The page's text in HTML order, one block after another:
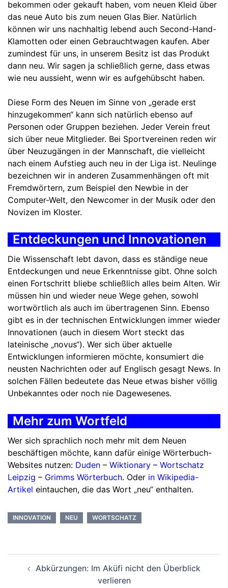
bekommen oder gekauft haben, vom neuen Kleid über
das neue Auto bis zum neuen Glas Bier. Natürlich
können wir uns nachhaltig lebend auch Second-Hand-
Klamotten oder einen Gebrauchtwagen kaufen. Aber
zumindest für uns, in unserem Besitz ist das Produkt
dann neu. Wir sagen ja schließlich gerne, dass etwas
wie neu aussieht, wenn wir es aufgehübscht haben.
Diese Form des Neuen im Sinne von „gerade erst
hinzugekommen“ kann sich natürlich ebenso auf
Personen oder Gruppen beziehen. Jeder Verein freut
sich über neue Mitglieder. Bei Sportvereinen reden wir
über Neuzugängen in der Mannschaft, die vielleicht
nach einem Aufstieg auch neu in der Liga ist. Neulinge
bezeichnen wir in anderen Zusammenhängen oft mit
Fremdwörtern, zum Beispiel den Newbie in der
Computer-Welt, den Newcomer in der Musik oder den
Novizen im Kloster.
Entdeckungen und Innovationen
Die Wissenschaft lebt davon, dass es ständige neue
Entdeckungen und neue Erkenntnisse gibt. Ohne solch
einen Fortschritt bliebe schließlich alles beim Alten. Wir
müssen hin und wieder neue Wege gehen, sowohl
wortwörtlich als auch im übertragenen Sinn. Ebenso
gibt es in der technischen Entwicklungen immer wieder
Innovationen (auch in diesem Wort steckt das
lateinische „novus“). Wer sich über aktuelle
Entwicklungen informieren möchte, konsumiert die
neusten Nachrichten oder auf Englisch gesagt News. In
solchen Fällen bedeutete das Neue etwas bisher völlig
Unbekanntes oder noch nie Dagewesenes.
Mehr zum Wortfeld
Wer sich sprachlich noch mehr mit dem Neuen
beschäftigen möchte, kann dafür einige Wörterbuch-
Websites nutzen: Duden – Wiktionary – Wortschatz
Leipzig – Grimms Wörterbuch. Oder in Wikipedia-
Artikel eintauchen, die das Wort „neu“ enthalten.
INNOVATION NEU WORTSCHATZ
Abkürzungen: Im Aküfi nicht den Überblick
verlieren